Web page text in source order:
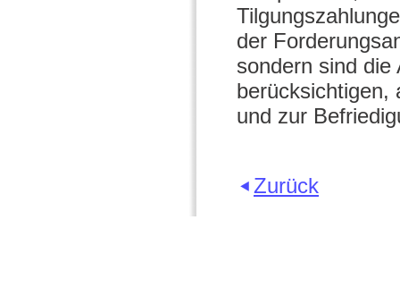
der
sondern sind die
berücksichtigen,
und zur
Zurück